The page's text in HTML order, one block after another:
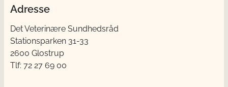
Adresse
Det Veterinære Sundhedsråd
Stationsparken 31-33
2600 Glostrup
Tlf: 72 27 69 00